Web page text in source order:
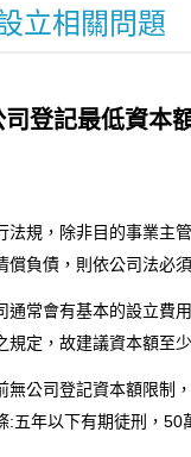
立相關問題
登記最低資本
法規，除非目的事業主
償負債，則依公司法必
通常會有基本的設立費
規定，故建議資本額至
無公司登記資本額限制
:五年以下有期徒刑，50